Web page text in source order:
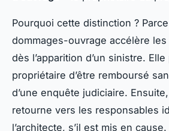
Pourquoi cette distinction ?
dommages-ouvrage accélère
dès l’apparition d’un sinistre.
propriétaire d’être remboursé
d’une enquête judiciaire.
retourne vers les responsables
l’architecte, s’il est mis en